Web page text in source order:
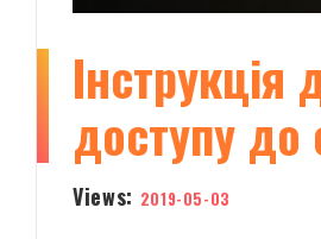
доступу до
Views: 2019-05-03